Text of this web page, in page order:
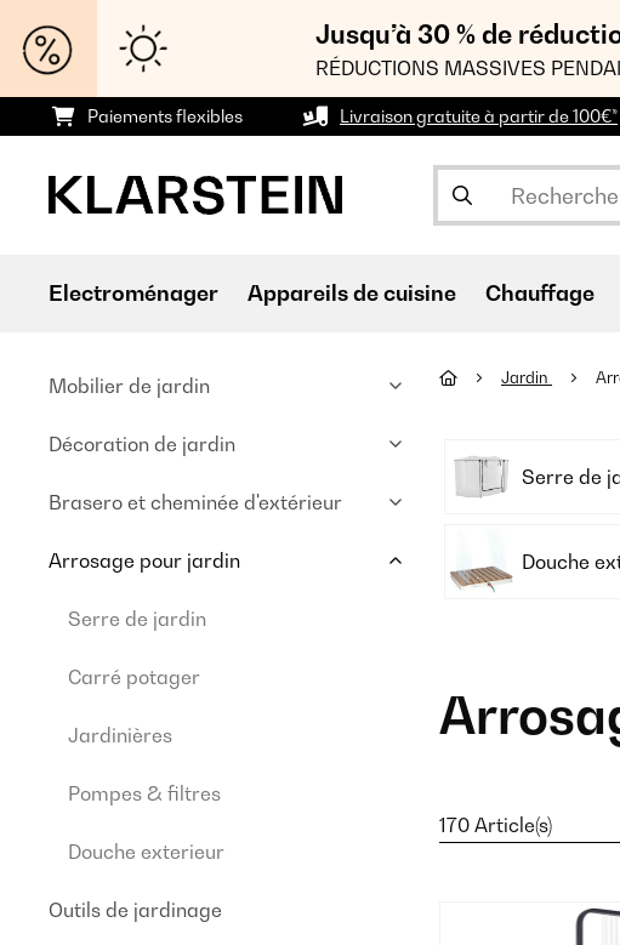
Jusqu’à 30 % de
RÉDUCTIONS MASSIVES
Paiements flexibles Livraison gratuite à partir de 100€*
Electroménager Appareils de cuisine Chauffage
Mobilier de jardin
Décoration de jardin
Brasero et cheminée d'extérieur
Arrosage pour jardin
Serre de jardin
Carré potager
Jardinières
Pompes & filtres
Douche exterieur
Outils de jardinage
Jardin
Serre de
Douche
170 Article(s)